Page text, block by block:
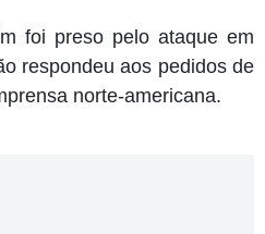
foi preso pelo ataque em
respondeu aos pedidos de
norte-americana.